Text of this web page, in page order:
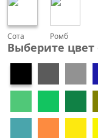
Сота Ромб
Выберите цвет